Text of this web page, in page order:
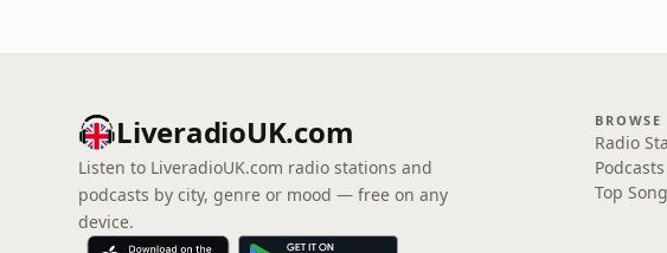
LiveradioUK.com
Listen to LiveradioUK.com radio stations and
podcasts by city, genre or mood — free on any
device.
BROWSE
Radio
Podcasts
Top